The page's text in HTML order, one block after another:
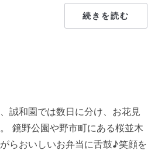
続きを読む
誠和園では数日に分け、お花見
鏡野公園や野市町にある桜並木
らおいしいお弁当に舌鼓♪笑顔を